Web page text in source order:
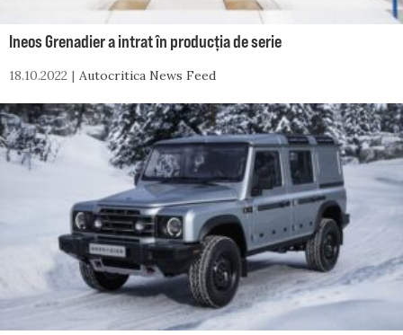
Ineos Grenadier a intrat în producția de serie
18.10.2022 Autocritica News Feed